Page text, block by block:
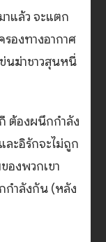
แล้ว จะแตก
องทางอากาศ
นฆ่าชาวสุนหนี่
ต้องผนึกกำลัง
ละอิรักจะไม่ถูก
องพวกเขา
กำลังกัน (หลัง